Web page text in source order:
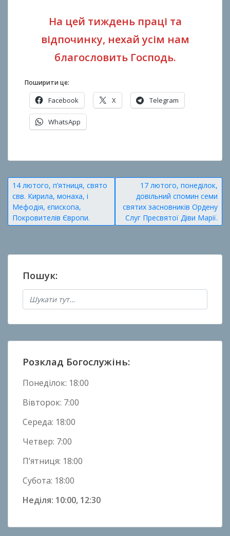
На цей тиждень праці та
відпочинку, нехай усім нам
благословить Господь.
Поширити це:
Facebook X Telegram
WhatsApp
п
у
б
л
і
к
в
н
о
в
н
и
Навігація
записів
14 лютого, п’ятниця, свято
свв. Кирила, монаха, і
Мефодія, єпископа,
Покровителів Європи.
17 лютого, понеділок,
довільний спомин семи
святих засновників Ордену
Слуг Пресвятої Діви Марії.
Пошук:
Розклад Богослужінь:
Понеділок: 18:00
Вівторок: 7:00
Середа: 18:00
Четвер: 7:00
П’ятниця: 18:00
Субота: 18:00
Неділя: 10:00, 12:30